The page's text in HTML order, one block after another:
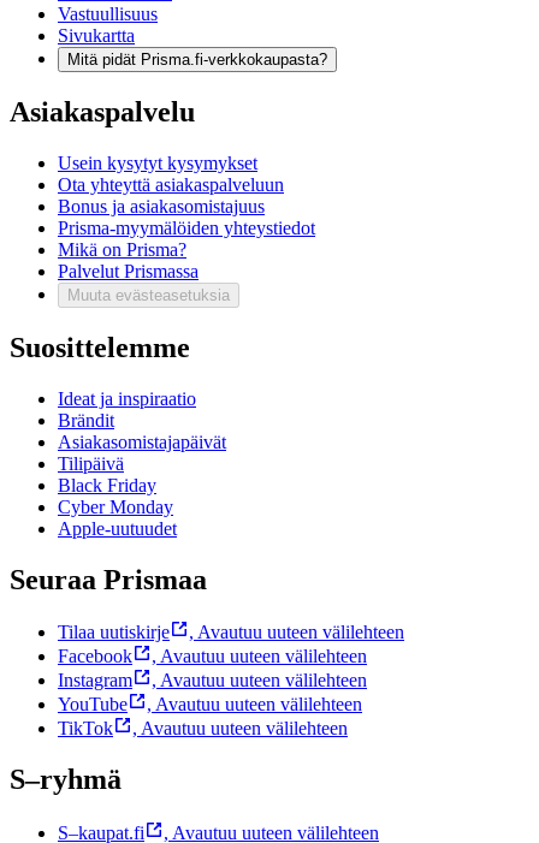
Vastuullisuus
Sivukartta
Mitä pidät Prisma.fi-verkkokaupasta?
Asiakaspalvelu
Usein kysytyt kysymykset
Ota yhteyttä asiakaspalveluun
Bonus ja asiakasomistajuus
Prisma-myymälöiden yhteystiedot
Mikä on Prisma?
Palvelut Prismassa
Muuta evästeasetuksia
Suosittelemme
Ideat ja inspiraatio
Brändit
Asiakasomistajapäivät
Tilipäivä
Black Friday
Cyber Monday
Apple-uutuudet
Seuraa Prismaa
Tilaa uutiskirje , Avautuu uuteen välilehteen
Facebook
, Avautuu uuteen välilehteen
Instagram
, Avautuu uuteen välilehteen
YouTube
, Avautuu uuteen välilehteen
TikTok
, Avautuu uuteen välilehteen
S–ryhmä
S–kaupat.fi , Avautuu uuteen välilehteen